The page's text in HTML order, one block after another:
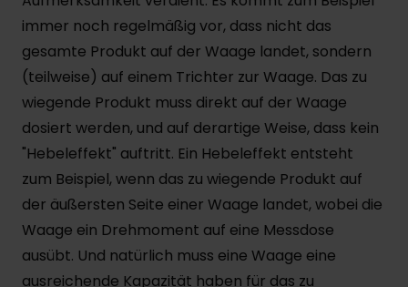
immer noch regelmäßig vor, dass nicht das
gesamte Produkt auf der Waage landet, sondern
(teilweise) auf einem Trichter zur Waage. Das zu
wiegende Produkt muss direkt auf der Waage
dosiert werden, und auf derartige Weise, dass kein
"Hebeleffekt" auftritt. Ein Hebeleffekt entsteht
zum Beispiel, wenn das zu wiegende Produkt auf
der äußersten Seite einer Waage landet, wobei die
Waage ein Drehmoment auf eine Messdose
ausübt. Und natürlich muss eine Waage eine
ausreichende Kapazität haben für das zu